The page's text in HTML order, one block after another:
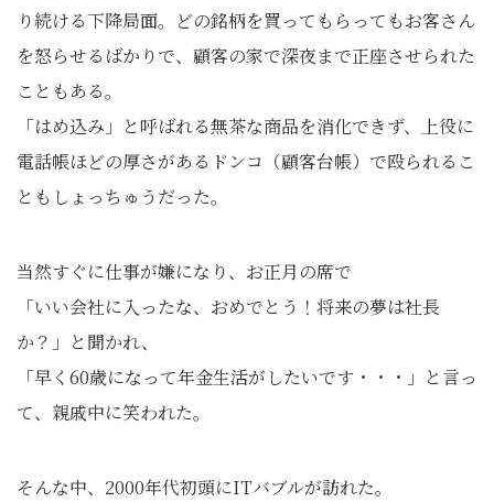
り続ける下降局面。どの銘柄を買ってもらってもお客さん
を怒らせるばかりで、顧客の家で深夜まで正座させられた
こともある。
「はめ込み」と呼ばれる無茶な商品を消化できず、上役に
電話帳ほどの厚さがあるドンコ（顧客台帳）で殴られるこ
ともしょっちゅうだった。
当然すぐに仕事が嫌になり、お正月の席で
「いい会社に入ったな、おめでとう！将来の夢は社長
か？」と聞かれ、
「早く60歳になって年金生活がしたいです・・・」と言っ
て、親戚中に笑われた。
そんな中、2000年代初頭にITバブルが訪れた。